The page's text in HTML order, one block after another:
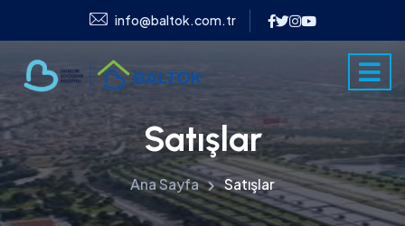
info@baltok.com.tr
Satışlar
Ana Sayfa Satışlar